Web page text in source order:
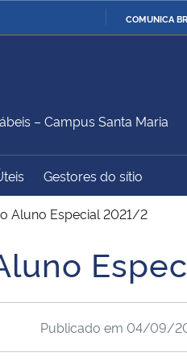
COMUNICA BR
Ministério da Defesa
Ministério do
Desenvolvimento Regional
Advocacia-Geral da União
– Campus Santa Maria
Gestores do sítio
Aluno Especial 2021/2
Publicado em 04/09/